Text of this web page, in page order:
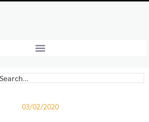
03/02/2020